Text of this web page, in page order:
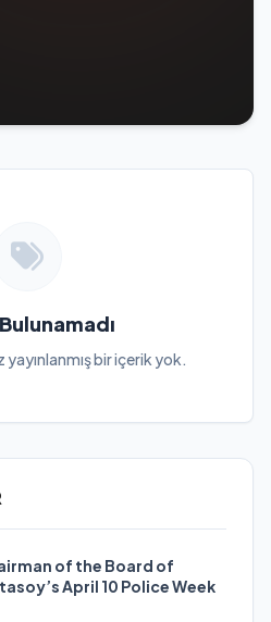
bir içerik yok.
of the Board of
April 10 Police Week